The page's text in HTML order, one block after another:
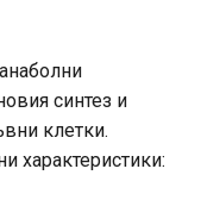
синтез и
клетки.
характеристики: